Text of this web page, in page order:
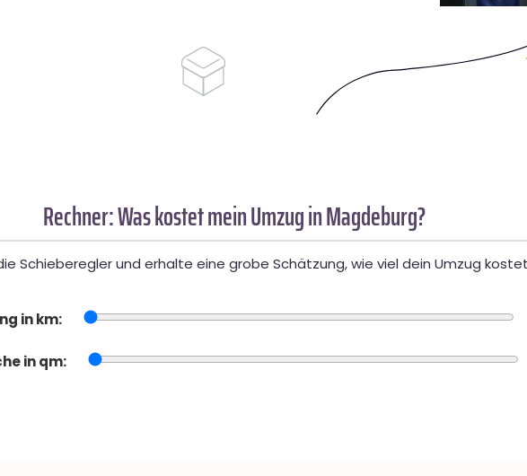
Rechner: Was kostet mein Umzug in Magdeburg?
Schieberegler und erhalte eine grobe Schätzung, wie viel dein Umzug
in km:
in qm: